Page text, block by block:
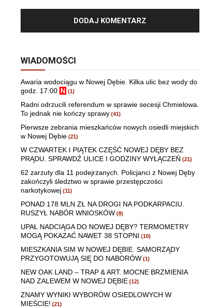
WIADOMOŚCI
Awaria wodociągu w Nowej Dębie. Kilka ulic bez wody do
godz. 17:00 N (1)
Radni odrzucili referendum w sprawie secesji Chmielowa.
To jednak nie kończy sprawy (41)
Pierwsze zebrania mieszkańców nowych osiedli miejskich
w Nowej Dębie (21)
W CZWARTEK I PIĄTEK CZĘŚĆ NOWEJ DĘBY BEZ
PRĄDU. SPRAWDŹ ULICE I GODZINY WYŁĄCZEŃ (21)
62 zarzuty dla 11 podejrzanych. Policjanci z Nowej Dęby
zakończyli śledztwo w sprawie przestępczości
narkotykowej (11)
PONAD 178 MLN ZŁ NA DROGI NA PODKARPACIU.
RUSZYŁ NABÓR WNIOSKÓW (8)
UPAŁ NADCIĄGA DO NOWEJ DĘBY? TERMOMETRY
MOGĄ POKAZAĆ NAWET 38 STOPNI (10)
MIESZKANIA SIM W NOWEJ DĘBIE. SAMORZĄDY
PRZYGOTOWUJĄ SIĘ DO NABORÓW (1)
NEW OAK LAND – TRAP & ART. MOCNE BRZMIENIA
NAD ZALEWEM W NOWEJ DĘBIE (12)
ZNAMY WYNIKI WYBORÓW OSIEDLOWYCH W
MIEŚCIE! (21)